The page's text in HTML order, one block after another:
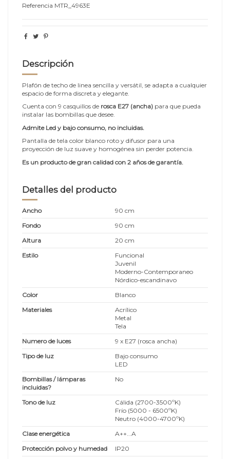
Referencia MTR_4963E
Descripción
Plafón de techo de linea sencilla y versátil, se adapta a cualquier
espacio de forma discreta y elegante.
Cuenta con 9 casquillos de rosca E27 (ancha) para que pueda
instalar las bombillas que desee.
Admite Led y bajo consumo, no incluidas.
Pantalla de tela color blanco roto y difusor para una
proyección de luz suave y homogénea sin perder potencia.
Es un producto de gran calidad con 2 años de garantía.
Detalles del producto
Ancho
90 cm
Fondo
90 cm
Altura
20 cm
Estilo
Funcional
Juvenil
Moderno-Contemporaneo
Nórdico-escandinavo
Color
Blanco
Materiales
Acrílico
Metal
Tela
Numero de luces
9 x E27 (rosca ancha)
Tipo de luz
Bajo consumo
LED
Bombillas / lámparas
incluidas?
No
Tono de luz
Cálida (2700-3500ºK)
Frío (5000 - 6500ºK)
Neutro (4000-4700ºK)
Clase energética
A++...A
Protección polvo y humedad
IP20